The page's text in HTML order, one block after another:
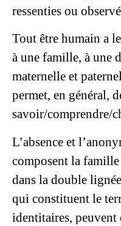
ressenties ou
Tout être humain a
à une famille, à une
maternelle et
permet, en général,
savoir/comprendre/
L’absence et
composent la
dans la double
qui constituent le
identitaires,